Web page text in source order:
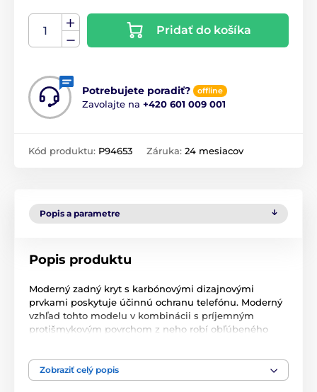
Pridať do košíka
Potrebujete poradiť? offline
Zavolajte na +420 601 009 001
Kód produktu: P94653 Záruka: 24 mesiacov
Popis a parametre
Popis produktu
Moderný zadný kryt s karbónovými dizajnovými
prvkami poskytuje účinnú ochranu telefónu. Moderný
vzhľad tohto modelu v kombinácii s príjemným
protišmykovým povrchom z neho robí obľúbeného
proti pádu. Rám krytu je vyrobený z gumy odolnej voči
nárazom, ktorá poskytuje zvýšenú ochranu bokov
Zobraziť celý popis